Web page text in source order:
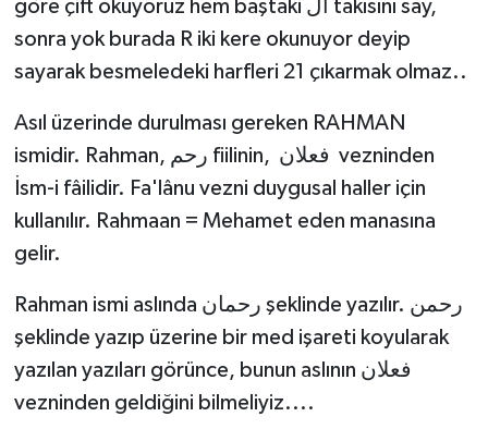
göre çift okuyoruz hem baştaki ال takısını say,
sonra yok burada R iki kere okunuyor deyip
sayarak besmeledeki harfleri 21 çıkarmak olmaz..
Asıl üzerinde durulması gereken RAHMAN
ismidir. Rahman, رحم fiilinin, فعلان vezninden
İsm-i fâilidir. Fa'lânu vezni duygusal haller için
kullanılır. Rahmaan = Mehamet eden manasına
gelir.
Rahman ismi aslında رحمان şeklinde yazılır. رحمن
şeklinde yazıp üzerine bir med işareti koyularak
yazılan yazıları görünce, bunun aslının فعلان
vezninden geldiğini bilmeliyiz....